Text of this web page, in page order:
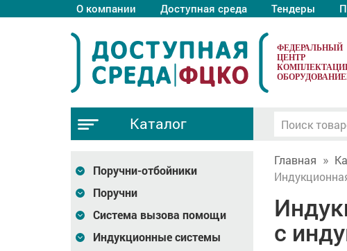
О компании Доступная среда Тендеры
ФЕДЕРАЛЬНЫЙ
ЦЕНТР
Каталог
Поручни-отбойники
Поручни
Система вызова помощи
Индукционные системы
Главная
с